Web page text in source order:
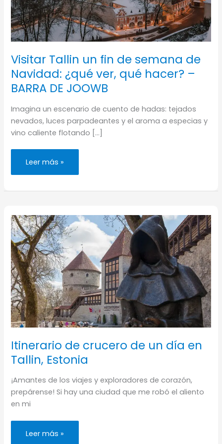
Visitar Tallin un fin de semana de
Navidad: ¿qué ver, qué hacer? –
BARRA DE JOOWB
Imagina un escenario de cuento de hadas: tejados
nevados, luces parpadeantes y el aroma a especias y
vino caliente flotando […]
Visitar
un
de
¿qué
ver,
qué
hacer?
–
BARRA
DE
JOOWB
Leer más »
Itinerario de crucero de un día en
Tallin, Estonia
¡Amantes de los viajes y exploradores de corazón,
prepárense! Si hay una ciudad que me robó el aliento
en mi
Itinerario
Leer más »